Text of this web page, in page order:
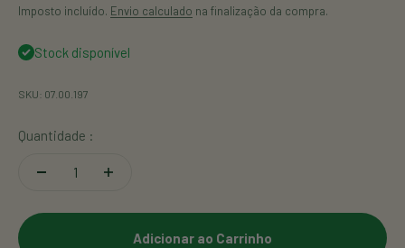
Imposto incluído. Envio calculado na finalização da compra.
Stock disponível
SKU: 07.00.197
Quantidade :
Adicionar ao Carrinho